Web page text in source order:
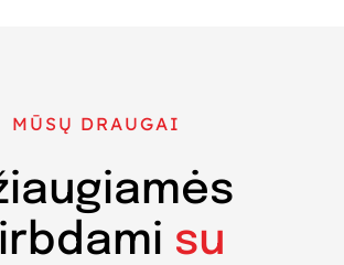
MŪSŲ DRAUGAI
su